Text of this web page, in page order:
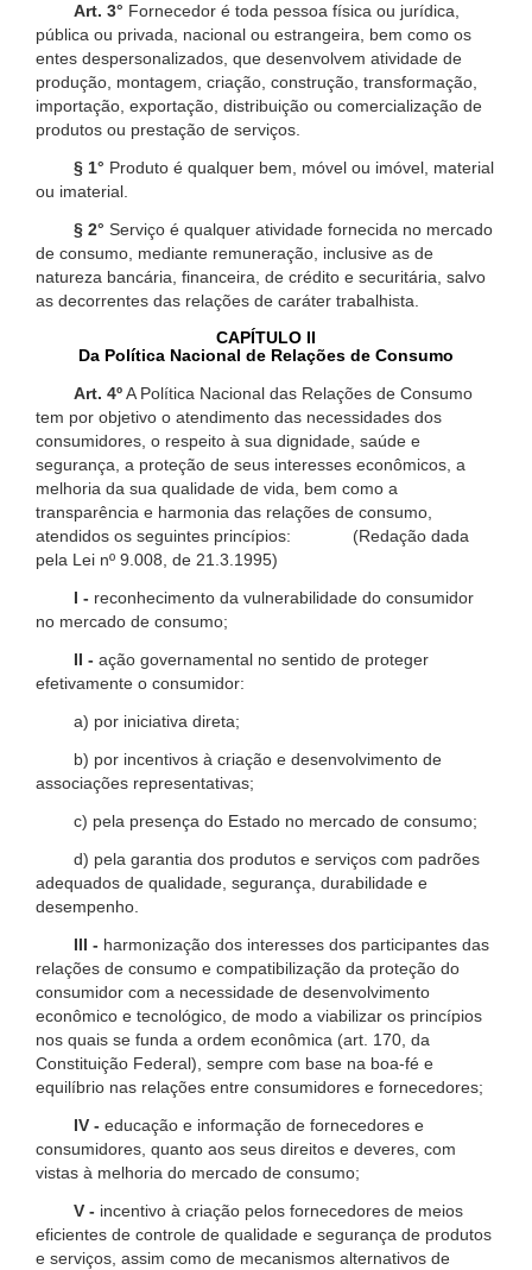
Art. 3° Fornecedor é toda pessoa física ou jurídica,
pública ou privada, nacional ou estrangeira, bem como os
entes despersonalizados, que desenvolvem atividade de
produção, montagem, criação, construção, transformação,
importação, exportação, distribuição ou comercialização de
produtos ou prestação de serviços.
§ 1° Produto é qualquer bem, móvel ou imóvel, material
ou imaterial.
§ 2° Serviço é qualquer atividade fornecida no mercado
de consumo, mediante remuneração, inclusive as de
natureza bancária, financeira, de crédito e securitária, salvo
as decorrentes das relações de caráter trabalhista.
CAPÍTULO II
Da Política Nacional de Relações de Consumo
Art. 4ºA Política Nacional das Relações de Consumo
tem por objetivo o atendimento das necessidades dos
consumidores, o respeito à sua dignidade, saúde e
segurança, a proteção de seus interesses econômicos, a
melhoria da sua qualidade de vida, bem como a
transparência e harmonia das relações de consumo,
atendidos os seguintes princípios: (Redação dada
pela Lei nº 9.008, de 21.3.1995)
I - reconhecimento da vulnerabilidade do consumidor
no mercado de consumo;
II - ação governamental no sentido de proteger
efetivamente o consumidor:
a) por iniciativa direta;
b) por incentivos à criação e desenvolvimento de
associações representativas;
c) pela presença do Estado no mercado de consumo;
d) pela garantia dos produtos e serviços com padrões
adequados de qualidade, segurança, durabilidade e
desempenho.
III - harmonização dos interesses dos participantes das
relações de consumo e compatibilização da proteção do
consumidor com a necessidade de desenvolvimento
econômico e tecnológico, de modo a viabilizar os princípios
nos quais se funda a ordem econômica (art. 170, da
Constituição Federal), sempre com base na boa-fé e
equilíbrio nas relações entre consumidores e fornecedores;
IV - educação e informação de fornecedores e
consumidores, quanto aos seus direitos e deveres, com
vistas à melhoria do mercado de consumo;
V - incentivo à criação pelos fornecedores de meios
eficientes de controle de qualidade e segurança de produtos
e serviços, assim como de mecanismos alternativos de